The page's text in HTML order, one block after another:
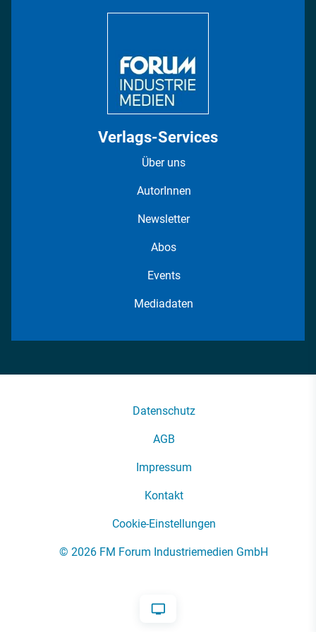
Verlags-Services
Über uns
AutorInnen
Newsletter
Abos
Events
Mediadaten
Datenschutz
AGB
Impressum
Kontakt
Cookie-Einstellungen
© 2026 FM Forum Industriemedien GmbH